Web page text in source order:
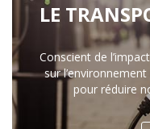
LE
Conscient de
sur
pour réduire